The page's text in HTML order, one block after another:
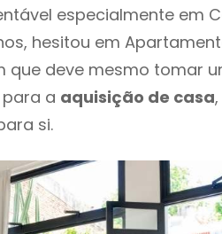
especialmente em
hesitou em
que deve mesmo tomar
a aquisição de casa
si.